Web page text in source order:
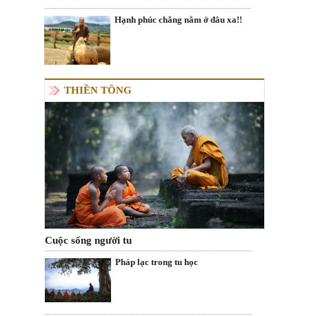
Hạnh phúc chẳng nằm ở đâu xa!!
THIỀN TÔNG
Cuộc sống người tu
Pháp lạc trong tu học